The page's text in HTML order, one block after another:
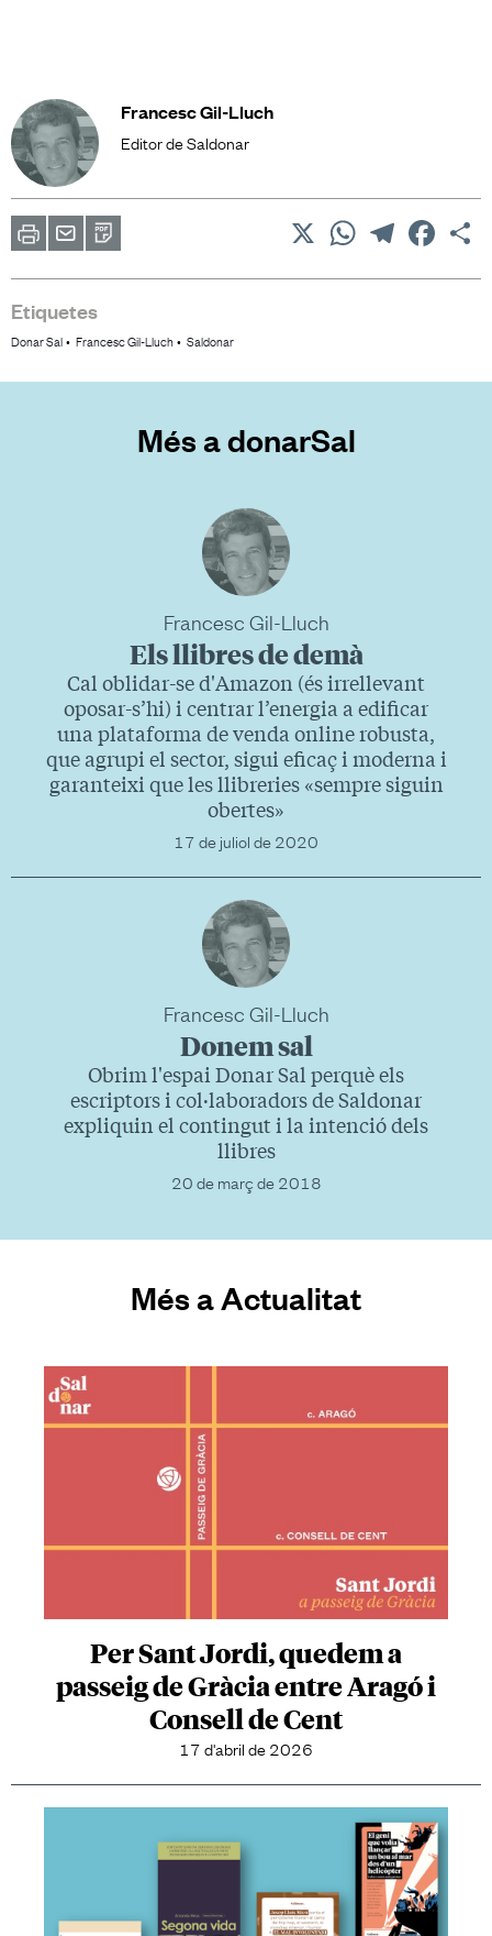
Francesc Gil-Lluch
Editor de Saldonar
a
amic
WhatsAppTelegram
Etiquetes
Donar Sal Francesc Gil-Lluch Saldonar
Més a donarSal
Francesc Gil-Lluch
Els llibres de demà
Cal oblidar-se d'Amazon (és irrellevant
oposar-s’hi) i centrar l’energia a edificar
una plataforma de venda online robusta,
que agrupi el sector, sigui eficaç i moderna i
garanteixi que les llibreries «sempre siguin
obertes»
17 de juliol de 2020
Francesc Gil-Lluch
Donem sal
Obrim l'espai Donar Sal perquè els
escriptors i col·laboradors de Saldonar
expliquin el contingut i la intenció dels
llibres
20 de març de 2018
Més a Actualitat
Per Sant Jordi, quedem a
passeig de Gràcia entre Aragó i
Consell de Cent
17 d'abril de 2026